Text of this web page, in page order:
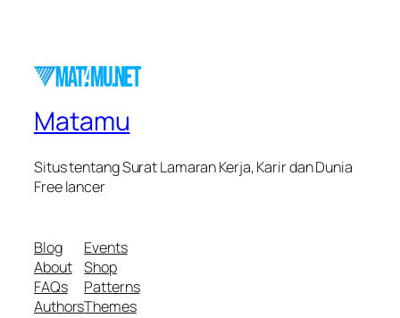
Matamu
Situs tentang Surat Lamaran Kerja, Karir dan Dunia
Free lancer
Blog
About
FAQs
Authors
Events
Shop
Patterns
Themes